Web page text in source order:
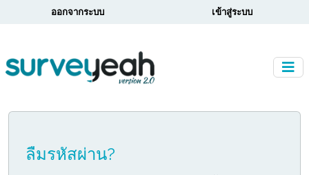
ออกจากระบบ เข้าสู่ระบบ
ลืมรหัสผ่าน?